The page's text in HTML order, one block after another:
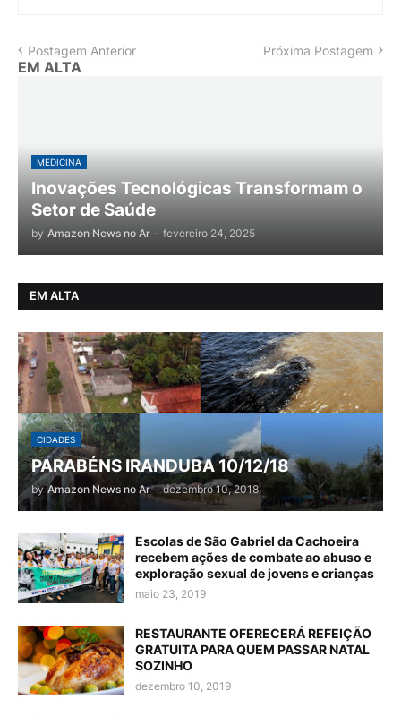
Postagem Anterior Próxima Postagem
EM ALTA
MEDICINA
Inovações Tecnológicas Transformam o
Setor de Saúde
by Amazon News no Ar - fevereiro 24, 2025
EM ALTA
CIDADES
PARABÉNS IRANDUBA 10/12/18
by Amazon News no Ar - dezembro 10, 2018
Escolas de São Gabriel da Cachoeira
recebem ações de combate ao abuso e
exploração sexual de jovens e crianças
maio 23, 2019
RESTAURANTE OFERECERÁ REFEIÇÃO
GRATUITA PARA QUEM PASSAR NATAL
SOZINHO
dezembro 10, 2019